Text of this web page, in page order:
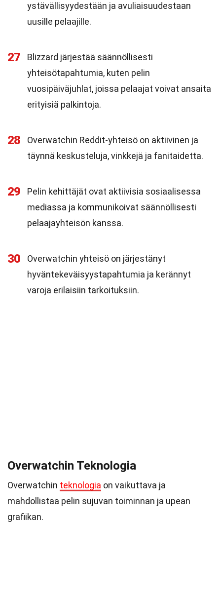
ystävällisyydestään ja avuliaisuudestaan
uusille pelaajille.
27
Blizzard järjestää säännöllisesti
yhteisötapahtumia, kuten pelin
vuosipäiväjuhlat, joissa pelaajat voivat ansaita
erityisiä palkintoja.
28
Overwatchin Reddit-yhteisö on aktiivinen ja
täynnä keskusteluja, vinkkejä ja fanitaidetta.
29
Pelin kehittäjät ovat aktiivisia sosiaalisessa
mediassa ja kommunikoivat säännöllisesti
pelaajayhteisön kanssa.
30
Overwatchin yhteisö on järjestänyt
hyväntekeväisyystapahtumia ja kerännyt
varoja erilaisiin tarkoituksiin.
Overwatchin Teknologia
Overwatchin teknologia on vaikuttava ja
mahdollistaa pelin sujuvan toiminnan ja upean
grafiikan.